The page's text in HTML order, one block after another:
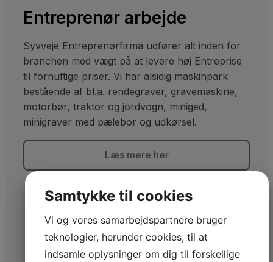
Entreprenør arbejde
Syvveje Entreprenørfirma udfører alt inden for
branchen med vægt på at levere høj Entreprise
til fornuftige priser. Vi har alsidig maskinpark
bestående af bl.a. rendegraver, gravemaskine,
motorbør, traktor og jordvogn, miniged,
minigraver med pælebor og udkørsel.
Læs mere her
Samtykke til cookies
Vi og vores samarbejdspartnere bruger
teknologier, herunder cookies, til at
indsamle oplysninger om dig til forskellige